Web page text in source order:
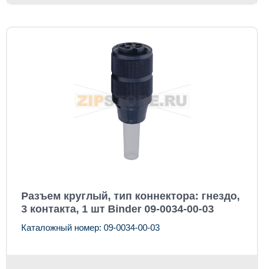
Разъем круглый, тип коннектора: гнездо,
3 контакта, 1 шт Binder 09-0034-00-03
Каталожный номер: 09-0034-00-03